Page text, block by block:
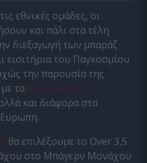
εθνικές ομάδες, οι
και πάλι στα τέλη
διεξαγωγή των μπαράζ
εισιτήρια του Παγκοσμίου
την παρουσία της
ταπρογνωστικά
και διάφορα στα
θα επιλέξουμε το Over 3,5
στο Μπάγερν Μονάχου